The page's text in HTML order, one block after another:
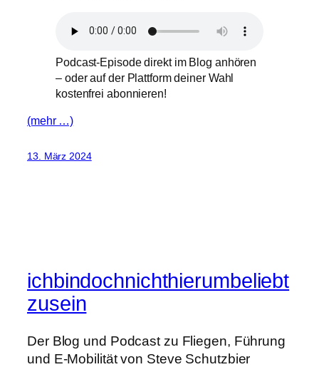
Podcast-Episode direkt im Blog anhören
– oder auf der Plattform deiner Wahl
kostenfrei abonnieren!
(mehr …)
13. März 2024
ichbindochnichthierumbeliebt
zusein
Der Blog und Podcast zu Fliegen, Führung
und E-Mobilität von Steve Schutzbier